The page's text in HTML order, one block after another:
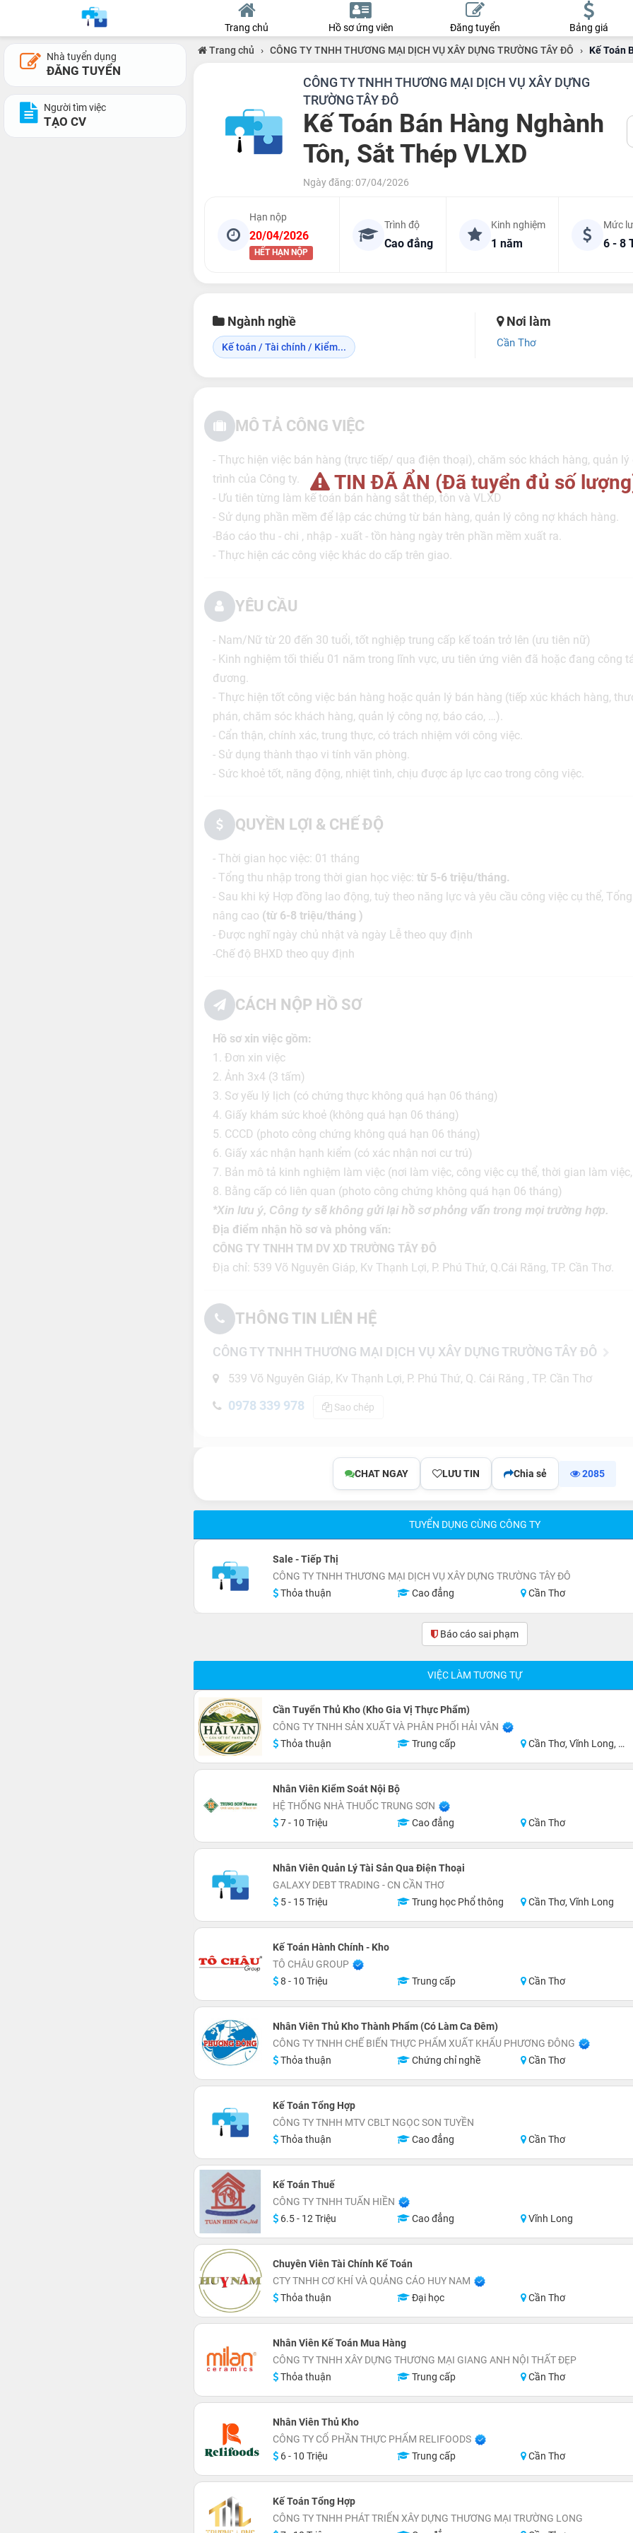
Trang chủ Hồ sơ ứng viên Đăng tuyển Bảng giá
Nhà tuyển dụng
ĐĂNG TUYỂN
Người tìm việc
TẠO CV
Trang chủ › CÔNG TY TNHH THƯƠNG MẠI DỊCH VỤ XÂY DỰNG TRƯỜNG TÂY ĐÔ › Kế Toán
CÔNG TY TNHH THƯƠNG MẠI DỊCH VỤ XÂY DỰNG
TRƯỜNG TÂY ĐÔ
Kế Toán Bán Hàng Nghành
Tôn, Sắt Thép VLXD
Ngày đăng: 07/04/2026
Hạn nộp
20/04/2026
HẾT HẠN NỘP
Trình độ
Cao đẳng
Kinh nghiệm
1 năm
Mức
6 - 8
Ngành nghề
Kế toán / Tài chính / Kiểm...
Nơi làm
Cần Thơ
TIN ĐÃ ẨN (Đã tuyển đủ số
MÔ TẢ CÔNG VIỆC
- Thực hiện việc bán hàng (trực tiếp/ qua điện thoại), chăm sóc khách hàng, quản
trình của Công ty.
- Ưu tiên từng làm kế toán bán hàng sắt thép, tôn và VLXD
- Sử dụng phần mềm để lập các chứng từ bán hàng, quản lý công nợ khách hàng.
-Báo cáo thu - chi , nhập - xuất - tồn hàng ngày trên phần mềm xuất ra.
- Thực hiện các công việc khác do cấp trên giao.
YÊU CẦU
- Nam/Nữ từ 20 đến 30 tuổi, tốt nghiệp trung cấp kế toán trở lên (ưu tiên nữ)
- Kinh nghiệm tối thiểu 01 năm trong lĩnh vực, ưu tiên ứng viên đã hoặc đang công
đương.
- Thực hiện tốt công việc bán hàng hoặc quản lý bán hàng (tiếp xúc khách hàng,
phán, chăm sóc khách hàng, quản lý công nợ, báo cáo, …).
- Cẩn thận, chính xác, trung thực, có trách nhiệm với công việc.
- Sử dụng thành thạo vi tính văn phòng.
- Sức khoẻ tốt, năng động, nhiệt tình, chịu được áp lực cao trong công việc.
QUYỀN LỢI & CHẾ ĐỘ
- Thời gian học việc: 01 tháng
- Tổng thu nhập trong thời gian học việc: từ 5-6 triệu/tháng.
- Sau khi ký Hợp đồng lao động, tuỳ theo năng lực và yêu cầu công việc cụ thể,
nâng cao (từ 6-8 triệu/tháng )
- Được nghĩ ngày chủ nhật và ngày Lễ theo quy định
-Chế độ BHXD theo quy định
CÁCH NỘP HỒ SƠ
Hồ sơ xin việc gồm:
1. Đơn xin việc
2. Ảnh 3x4 (3 tấm)
3. Sơ yếu lý lịch (có chứng thực không quá hạn 06 tháng)
4. Giấy khám sức khoẻ (không quá hạn 06 tháng)
5. CCCD (photo công chứng không quá hạn 06 tháng)
6. Giấy xác nhận hạnh kiểm (có xác nhận nơi cư trú)
7. Bản mô tả kinh nghiệm làm việc (nơi làm việc, công việc cụ thể, thời gian làm
8. Bằng cấp có liên quan (photo công chứng không quá hạn 06 tháng)
*Xin lưu ý, Công ty sẽ không gửi lại hồ sơ phỏng vấn trong mọi trường hợp.
Địa điểm nhận hồ sơ và phỏng vấn:
CÔNG TY TNHH TM DV XD TRƯỜNG TÂY ĐÔ
Địa chỉ: 539 Võ Nguyên Giáp, Kv Thạnh Lợi, P. Phú Thứ, Q.Cái Răng, TP. Cần Thơ.
THÔNG TIN LIÊN HỆ
CÔNG TY TNHH THƯƠNG MẠI DỊCH VỤ XÂY DỰNG TRƯỜNG TÂY ĐÔ
539 Võ Nguyên Giáp, Kv Thạnh Lợi, P. Phú Thứ, Q. Cái Răng , TP. Cần Thơ
0978 339 978 Sao chép
CHAT NGAY LƯU TIN Chia sẻ 2085
TUYỂN DỤNG CÙNG CÔNG TY
Sale - Tiếp Thị
CÔNG TY TNHH THƯƠNG MẠI DỊCH VỤ XÂY DỰNG TRƯỜNG TÂY ĐÔ
Thỏa thuận
Cao đẳng Cần Thơ
Báo cáo sai phạm(0)
VIỆC LÀM TƯƠNG TỰ
Cần Tuyển Thủ Kho (Kho Gia Vị Thực Phẩm)
CÔNG TY TNHH SẢN XUẤT VÀ PHÂN PHỐI HẢI VÂN
Thỏa thuận
Trung cấp Cần Thơ, Vĩnh Long, An Giang, Kiên Giang, Đồng Tháp, Hậu Giang
Nhân Viên Kiểm Soát Nội Bộ
HỆ THỐNG NHÀ THUỐC TRUNG SƠN
7 - 10 Triệu
Cao đẳng Cần Thơ
Nhân Viên Quản Lý Tài Sản Qua Điện Thoại
GALAXY DEBT TRADING - CN CẦN THƠ
5 - 15 Triệu
Trung học Phổ thông Cần Thơ, Vĩnh Long
Kế Toán Hành Chính - Kho
TÔ CHÂU GROUP
8 - 10 Triệu
Trung cấp Cần Thơ
Nhân Viên Thủ Kho Thành Phẩm (Có Làm Ca Đêm)
CÔNG TY TNHH CHẾ BIẾN THỰC PHẨM XUẤT KHẨU PHƯƠNG ĐÔNG
Thỏa thuận
Chứng chỉ nghề Cần Thơ
Kế Toán Tổng Hợp
CÔNG TY TNHH MTV CBLT NGỌC SON TUYỀN
Thỏa thuận
Cao đẳng Cần Thơ
Kế Toán Thuế
CÔNG TY TNHH TUẤN HIỀN
6.5 - 12 Triệu
Cao đẳng Vĩnh Long
Chuyên Viên Tài Chính Kế Toán
CTY TNHH CƠ KHÍ VÀ QUẢNG CÁO HUY NAM
Thỏa thuận
Đại học Cần Thơ
Nhân Viên Kế Toán Mua Hàng
CÔNG TY TNHH XÂY DỰNG THƯƠNG MẠI GIANG ANH NỘI THẤT ĐẸP
Thỏa thuận
Trung cấp Cần Thơ
Nhân Viên Thủ Kho
CÔNG TY CỔ PHẦN THỰC PHẨM RELIFOODS
6 - 10 Triệu
Trung cấp Cần Thơ
Kế Toán Tổng Hợp
CÔNG TY TNHH PHÁT TRIỂN XÂY DỰNG THƯƠNG MẠI TRƯỜNG LONG